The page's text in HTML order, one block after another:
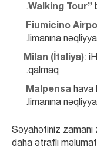
Walking Tour”
Fiumicino
limanına
Milan (İtaliya):
qalmaq.
Malpensa hava
limanına
Səyahətiniz zamanı
daha ətraflı